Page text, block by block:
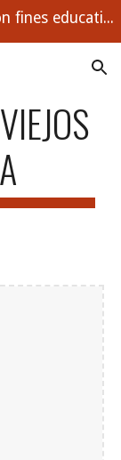
Esta web tiene contenidos musicales con fines educativos. Buscamos con ejemplos enseñar los conceptos musicales que todo estudiante debe dominar.